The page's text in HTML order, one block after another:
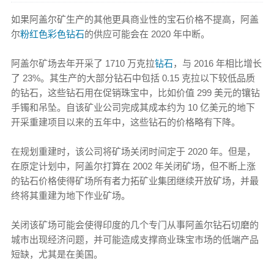
如果阿盖尔矿生产的其他更具商业性的宝石价格不提高，阿盖
尔粉红色彩色钻石的供应可能会在 2020 年中断。
阿盖尔矿场去年开采了 1710 万克拉钻石，与 2016 年相比增长
了 23%。其生产的大部分钻石中包括 0.15 克拉以下较低品质
的钻石，这些钻石用在促销珠宝中，比如价值 299 美元的镶钻
手镯和吊坠。自该矿业公司完成其成本约为 10 亿美元的地下
开采重建项目以来的五年中，这些钻石的价格略有下降。
在规划重建时，该公司将矿场关闭时间定于 2020 年。但是，
在原定计划中，阿盖尔打算在 2002 年关闭矿场，但不断上涨
的钻石价格使得矿场所有者力拓矿业集团继续开放矿场，并最
终将其重建为地下作业矿场。
关闭该矿场可能会使得印度的几个专门从事阿盖尔钻石切磨的
城市出现经济问题，并可能造成支撑商业珠宝市场的低端产品
短缺，尤其是在美国。